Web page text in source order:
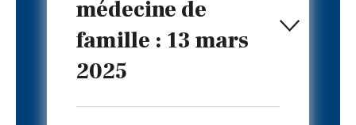
médecine de
famille : 13 mars
2025